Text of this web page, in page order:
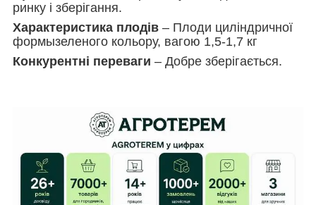
ринку і зберігання.
Характеристика плодів – Плоди циліндричної
формызеленого кольору, вагою 1,5-1,7 кг
Конкурентні переваги – Добре зберігається.